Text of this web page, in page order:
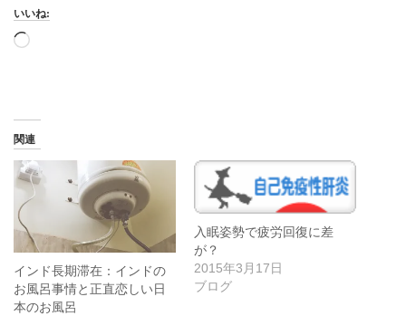
いいね:
読
関連
インド長期滞在：インドの
お風呂事情と正直恋しい日
本のお風呂
入眠姿勢で疲労回復に差
が？
2015年3月17日
ブログ